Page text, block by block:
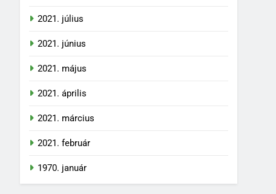
2021. július
2021. június
2021. május
2021. április
2021. március
2021. február
1970. január